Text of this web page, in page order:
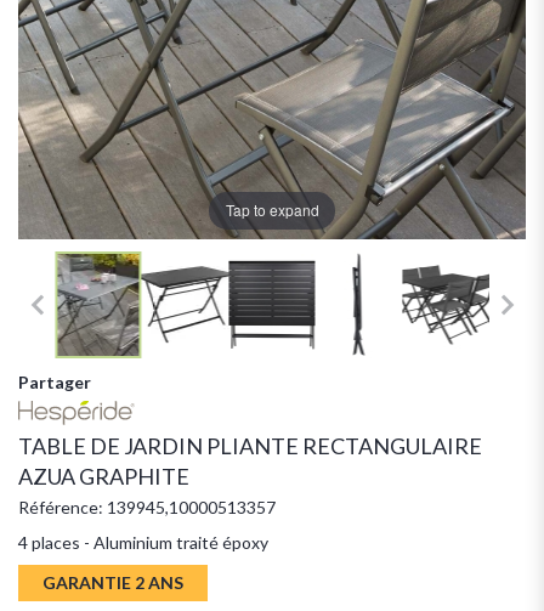
Tap to expand
Partager
TABLE DE JARDIN PLIANTE RECTANGULAIRE
AZUA GRAPHITE
Référence: 139945,10000513357
4 places - Aluminium traité époxy
GARANTIE 2 ANS